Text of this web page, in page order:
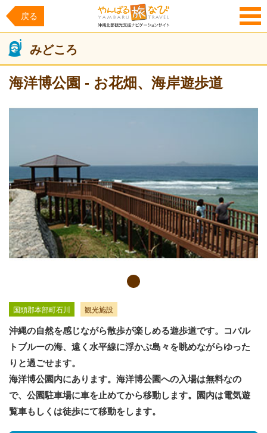
戻る
MENU
みどころ
海洋博公園 - お花畑、海岸遊歩道
国頭郡本部町石川 観光施設
沖縄の自然を感じながら散歩が楽しめる遊歩道です。コバル
トブルーの海、遠く水平線に浮かぶ島々を眺めながらゆった
りと過ごせます。
海洋博公園内にあります。海洋博公園への入場は無料なの
で、公園駐車場に車を止めてから移動します。園内は電気遊
覧車もしくは徒歩にて移動をします。